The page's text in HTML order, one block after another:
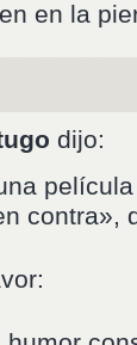
en la
dijo:
contra»,